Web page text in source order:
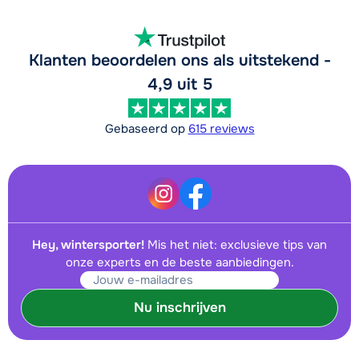
Klanten beoordelen ons als uitstekend -
4,9 uit 5
Gebaseerd op 615 reviews
Hey, wintersporter! Mis het niet: exclusieve tips van
onze experts en de beste aanbiedingen.
Nu inschrijven